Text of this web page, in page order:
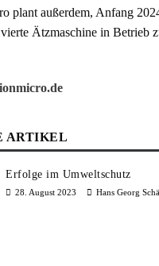
plant außerdem, Anfang
Ätzmaschine in Betrieb
ARTIKEL
Erfolge im Umweltschutz
28. August 2023 Hans Georg